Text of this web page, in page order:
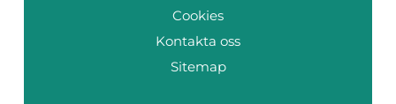
Cookies
Kontakta oss
Sitemap